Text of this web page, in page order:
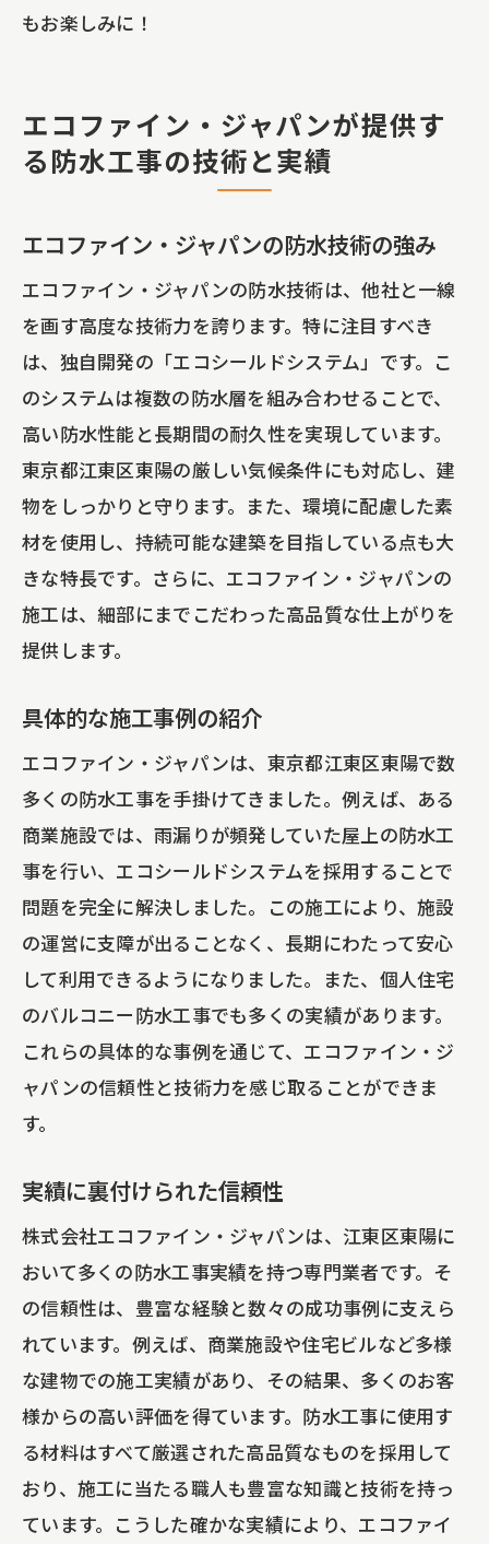
もお楽しみに！
エコファイン・ジャパンが提供す
る防水工事の技術と実績
エコファイン・ジャパンの防水技術の強み
エコファイン・ジャパンの防水技術は、他社と一線
を画す高度な技術力を誇ります。特に注目すべき
は、独自開発の「エコシールドシステム」です。こ
のシステムは複数の防水層を組み合わせることで、
高い防水性能と長期間の耐久性を実現しています。
東京都江東区東陽の厳しい気候条件にも対応し、建
物をしっかりと守ります。また、環境に配慮した素
材を使用し、持続可能な建築を目指している点も大
きな特長です。さらに、エコファイン・ジャパンの
施工は、細部にまでこだわった高品質な仕上がりを
提供します。
具体的な施工事例の紹介
エコファイン・ジャパンは、東京都江東区東陽で数
多くの防水工事を手掛けてきました。例えば、ある
商業施設では、雨漏りが頻発していた屋上の防水工
事を行い、エコシールドシステムを採用することで
問題を完全に解決しました。この施工により、施設
の運営に支障が出ることなく、長期にわたって安心
して利用できるようになりました。また、個人住宅
のバルコニー防水工事でも多くの実績があります。
これらの具体的な事例を通じて、エコファイン・ジ
ャパンの信頼性と技術力を感じ取ることができま
す。
実績に裏付けられた信頼性
株式会社エコファイン・ジャパンは、江東区東陽に
おいて多くの防水工事実績を持つ専門業者です。そ
の信頼性は、豊富な経験と数々の成功事例に支えら
れています。例えば、商業施設や住宅ビルなど多様
な建物での施工実績があり、その結果、多くのお客
様からの高い評価を得ています。防水工事に使用す
る材料はすべて厳選された高品質なものを採用して
おり、施工に当たる職人も豊富な知識と技術を持っ
ています。こうした確かな実績により、エコファイ